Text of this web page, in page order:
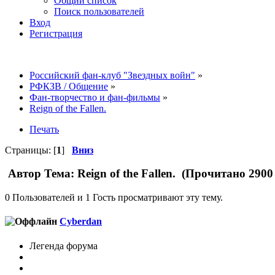
Поиск пользователей
Вход
Регистрация
Российский фан-клуб "Звездных войн" »
РФКЗВ / Общение »
Фан-творчество и фан-фильмы »
Reign of the Fallen.
Печать
Страницы: [1] Вниз
Автор Тема: Reign of the Fallen. (Прочитано 2900
0 Пользователей и 1 Гость просматривают эту тему.
Cyberdan
Легенда форума